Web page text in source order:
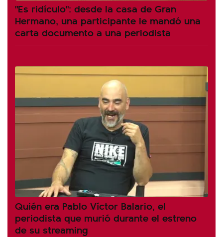
"Es ridículo": desde la casa de Gran
Hermano, una participante le mandó una
carta documento a una periodista
Quién era Pablo Víctor Balario, el
periodista que murió durante el estreno
de su streaming